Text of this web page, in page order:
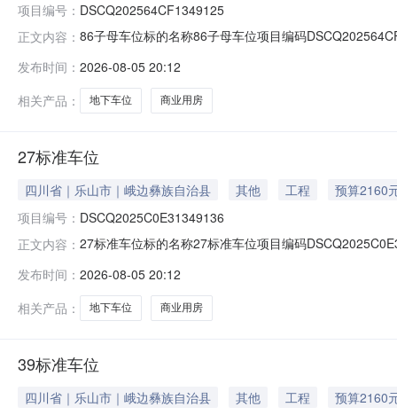
项目编号： DSCQ202564CF1349125
正文内容： 86子母车位标的名称86子母车位项目编码
业用房，以及该小区内的67个地下停车位。其中商业用
发布时间： 2026-08-05 20:12
相关产品：
地下车位 商业用房
27标准车位
四川省｜乐山市｜峨边彝族自治县 其他 工程
预算2160
项目编号： DSCQ2025C0E31349136
正文内容： 27标准车位标的名称27标准车位项目编码
业用房，以及该小区内的67个地下停车位。其中商业用
发布时间： 2026-08-05 20:12
相关产品：
地下车位 商业用房
39标准车位
四川省｜乐山市｜峨边彝族自治县 其他 工程
预算2160